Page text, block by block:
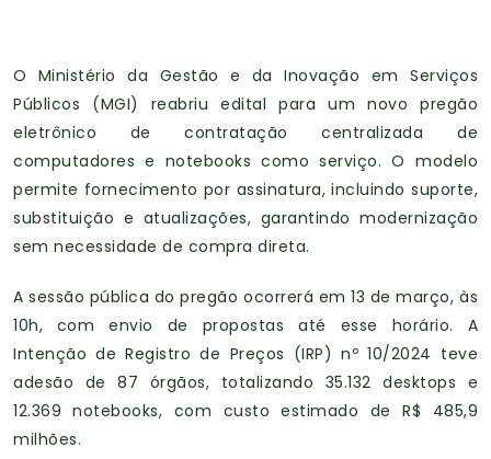
O Ministério da Gestão e da Inovação em Serviços
Públicos (MGI) reabriu edital para um novo pregão
eletrônico de contratação centralizada de
computadores e notebooks como serviço. O modelo
permite fornecimento por assinatura, incluindo suporte,
substituição e atualizações, garantindo modernização
sem necessidade de compra direta.
A sessão pública do pregão ocorrerá em 13 de março, às
10h, com envio de propostas até esse horário. A
Intenção de Registro de Preços (IRP) nº 10/2024 teve
adesão de 87 órgãos, totalizando 35.132 desktops e
12.369 notebooks, com custo estimado de R$ 485,9
milhões.